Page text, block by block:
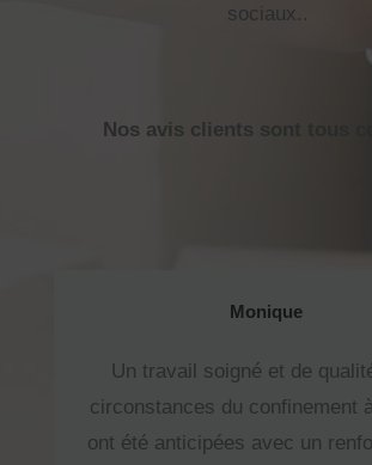
sociaux..
Nos avis clients sont tous
Monique
Un travail soigné et de
circonstances du confinement
ont été anticipées avec un